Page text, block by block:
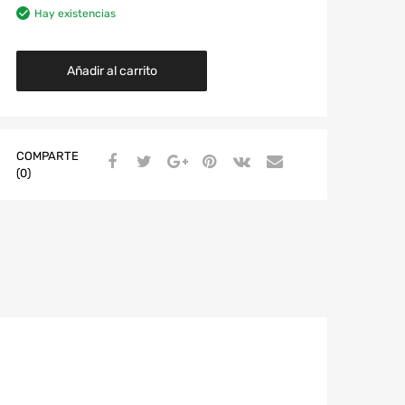
Hay existencias
Añadir al carrito
COMPARTE
(0)